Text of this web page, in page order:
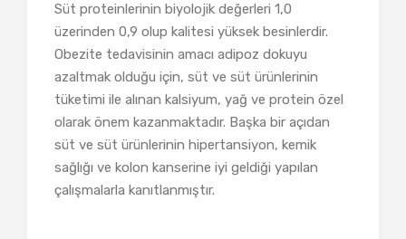
Süt proteinlerinin biyolojik değerleri 1,0
üzerinden 0,9 olup kalitesi yüksek besinlerdir.
Obezite tedavisinin amacı adipoz dokuyu
azaltmak olduğu için, süt ve süt ürünlerinin
tüketimi ile alınan kalsiyum, yağ ve protein özel
olarak önem kazanmaktadır. Başka bir açıdan
süt ve süt ürünlerinin hipertansiyon, kemik
sağlığı ve kolon kanserine iyi geldiği yapılan
çalışmalarla kanıtlanmıştır.